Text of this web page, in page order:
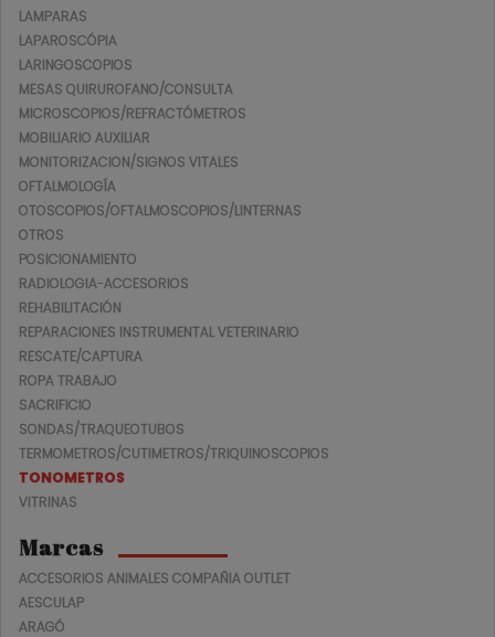
LAMPARAS
LAPAROSCÓPIA
LARINGOSCOPIOS
MESAS QUIRUROFANO/CONSULTA
MICROSCOPIOS/REFRACTÓMETROS
MOBILIARIO AUXILIAR
MONITORIZACION/SIGNOS VITALES
OFTALMOLOGÍA
OTOSCOPIOS/OFTALMOSCOPIOS/LINTERNAS
OTROS
POSICIONAMIENTO
RADIOLOGIA-ACCESORIOS
REHABILITACIÓN
REPARACIONES INSTRUMENTAL VETERINARIO
RESCATE/CAPTURA
ROPA TRABAJO
SACRIFICIO
SONDAS/TRAQUEOTUBOS
TERMOMETROS/CUTIMETROS/TRIQUINOSCOPIOS
TONOMETROS
VITRINAS
Marcas
ACCESORIOS ANIMALES COMPAÑIA OUTLET
AESCULAP
ARAGÓ